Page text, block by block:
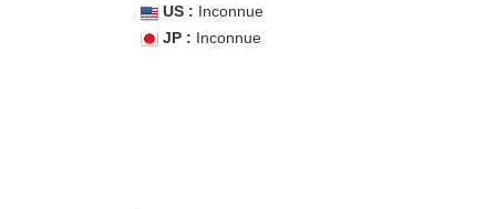
US : Inconnue
JP : Inconnue